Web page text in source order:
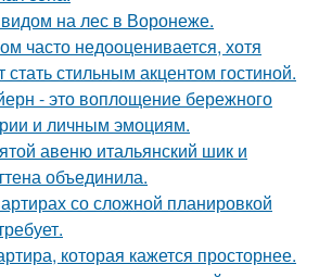
на лес в Воронеже.
часто недооценивается, хотя
стильным акцентом гостиной.
- это воплощение бережного
и личным эмоциям.
авеню итальянский шик и
объединила.
со сложной планировкой
которая кажется просторнее.